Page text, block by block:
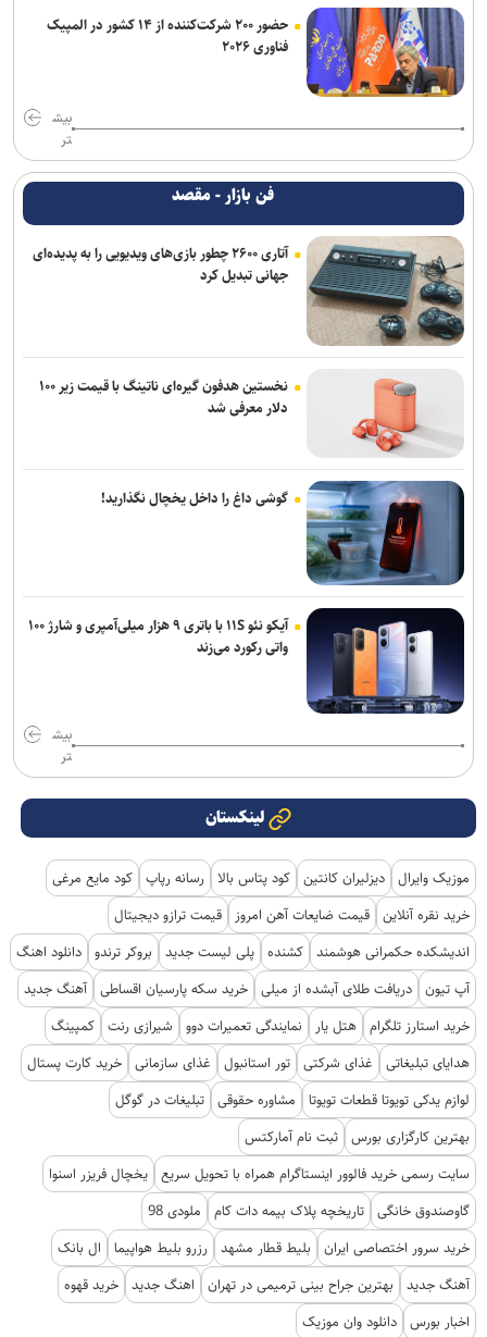
حضور ۲۰۰ شرکت‌کننده از ۱۴ کشور در المپیک
فناوری ۲۰۲۶
بیش
تر
فن بازار - مقصد
آتاری ۲۶۰۰ چطور بازی‌های ویدیویی را به پدیده‌ای
جهانی تبدیل کرد
نخستین هدفون گیره‌ای ناتینگ با قیمت زیر ۱۰۰
دلار معرفی شد
گوشی داغ را داخل یخچال نگذارید!
آیکو نئو ۱۱S با باتری ۹ هزار میلی‌آمپری و شارژ ۱۰۰
واتی رکورد می‌زند
بیش
تر
لینکستان
موزیک وایرال دیزلیران کانتین کود پتاس بالا رسانه رپاپ کود مایع مرغی
خرید نقره آنلاین قیمت ضایعات آهن امروز
قیمت ترازو دیجیتال
اندیشکده حکمرانی هوشمند کشنده پلی لیست جدید بروکر ترندو دانلود اهنگ
آپ تیون دریافت طلای آبشده از میلی خرید سکه پارسیان اقساطی آهنگ جدید
خرید استارز تلگرام هتل یار نمایندگی تعمیرات دوو شیرازی رنت کمپینگ
هدایای تبلیغاتی
غذای شرکتی تور استانبول غذای سازمانی خرید کارت پستال
لوازم یدکی تویوتا قطعات تویوتا
مشاوره حقوقی تبلیغات در گوگل
بهترین کارگزاری بورس ثبت نام آمارکتس
سایت رسمی خرید فالوور اینستاگرام همراه با تحویل سریع یخچال فریزر اسنوا
گاوصندوق خانگی تاریخچه پلاک بیمه دات کام
ملودی 98
خرید سرور اختصاصی ایران
بلیط قطار مشهد رزرو بلیط هواپیما
ال بانک
آهنگ جدید
بهترین جراح بینی ترمیمی در تهران اهنگ جدید خرید قهوه
اخبار بورس دانلود وان موزیک